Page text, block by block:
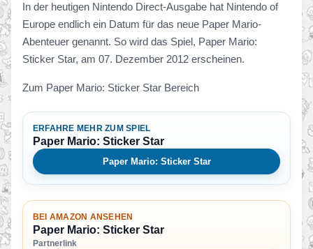
In der heutigen Nintendo Direct-Ausgabe hat Nintendo of
Europe endlich ein Datum für das neue Paper Mario-
Abenteuer genannt. So wird das Spiel, Paper Mario:
Sticker Star, am 07. Dezember 2012 erscheinen.
Zum Paper Mario: Sticker Star Bereich
ERFAHRE MEHR ZUM SPIEL
Paper Mario: Sticker Star
Paper Mario: Sticker Star
BEI AMAZON ANSEHEN
Paper Mario: Sticker Star
Partnerlink